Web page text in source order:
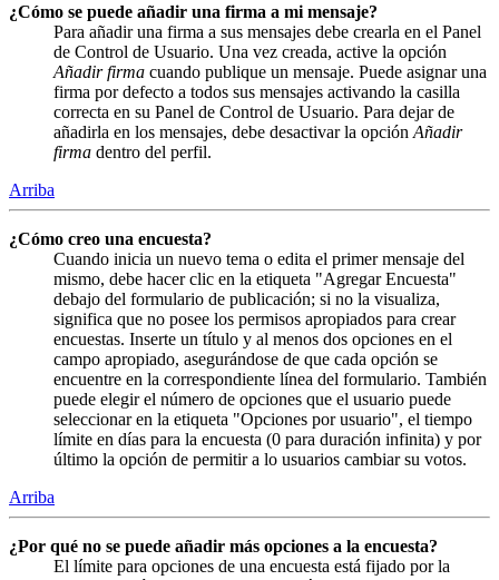
¿Cómo se puede añadir una firma a mi mensaje?
Para añadir una firma a sus mensajes debe crearla en el Panel
de Control de Usuario. Una vez creada, active la opción
Añadir firma cuando publique un mensaje. Puede asignar una
firma por defecto a todos sus mensajes activando la casilla
correcta en su Panel de Control de Usuario. Para dejar de
añadirla en los mensajes, debe desactivar la opción Añadir
firma dentro del perfil.
Arriba
¿Cómo creo una encuesta?
Cuando inicia un nuevo tema o edita el primer mensaje del
mismo, debe hacer clic en la etiqueta "Agregar Encuesta"
debajo del formulario de publicación; si no la visualiza,
significa que no posee los permisos apropiados para crear
encuestas. Inserte un título y al menos dos opciones en el
campo apropiado, asegurándose de que cada opción se
encuentre en la correspondiente línea del formulario. También
puede elegir el número de opciones que el usuario puede
seleccionar en la etiqueta "Opciones por usuario", el tiempo
límite en días para la encuesta (0 para duración infinita) y por
último la opción de permitir a lo usuarios cambiar su votos.
Arriba
¿Por qué no se puede añadir más opciones a la encuesta?
El límite para opciones de una encuesta está fijado por la